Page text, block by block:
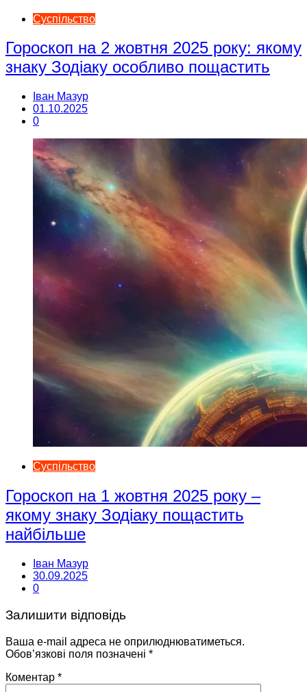
Суспільство
Гороскоп на 2 жовтня 2025 року: якому
знаку Зодіаку особливо пощастить
Іван Мазур
01.10.2025
0
Суспільство
Гороскоп на 1 жовтня 2025 року –
якому знаку Зодіаку пощастить
найбільше
Іван Мазур
30.09.2025
0
Залишити відповідь
Ваша e-mail адреса не оприлюднюватиметься.
Обов’язкові поля позначені *
Коментар *